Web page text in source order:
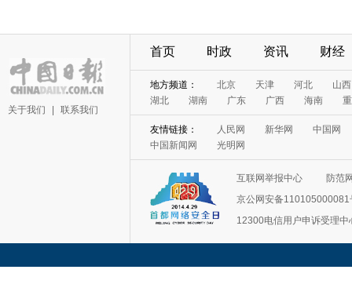
关于我们 联系我们
首页 时政 资讯 财经
地方频道： 北京 天津 河北
山西
湖北
湖南 广东 广西 海南
友情链接： 人民网 新华网
中国网
中国新闻网
光明网
互联网举报中心
防范
京公网安备110105000081
12300电信用户申诉受理中